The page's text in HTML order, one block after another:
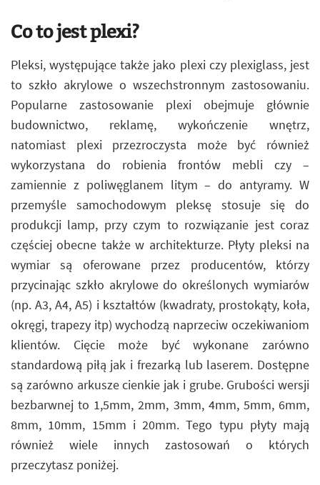
Co to jest plexi?
Pleksi, występujące także jako plexi czy plexiglass, jest
to szkło akrylowe o wszechstronnym zastosowaniu.
Popularne zastosowanie plexi obejmuje głównie
budownictwo, reklamę, wykończenie wnętrz,
natomiast plexi przezroczysta może być również
wykorzystana do robienia frontów mebli czy –
zamiennie z poliwęglanem litym – do antyramy. W
przemyśle samochodowym pleksę stosuje się do
produkcji lamp, przy czym to rozwiązanie jest coraz
częściej obecne także w architekturze. Płyty pleksi na
wymiar są oferowane przez producentów, którzy
przycinając szkło akrylowe do określonych wymiarów
(np. A3, A4, A5) i kształtów (kwadraty, prostokąty, koła,
okręgi, trapezy itp) wychodzą naprzeciw oczekiwaniom
klientów. Cięcie może być wykonane zarówno
standardową piłą jak i frezarką lub laserem. Dostępne
są zarówno arkusze cienkie jak i grube. Grubości wersji
bezbarwnej to 1,5mm, 2mm, 3mm, 4mm, 5mm, 6mm,
8mm, 10mm, 15mm i 20mm. Tego typu płyty mają
również wiele innych zastosowań o których
przeczytasz poniżej.